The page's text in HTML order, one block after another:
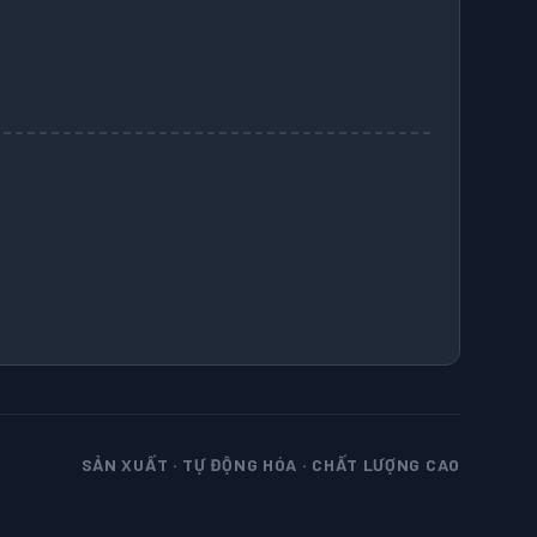
SẢN XUẤT · TỰ ĐỘNG HÓA · CHẤT LƯỢNG CAO